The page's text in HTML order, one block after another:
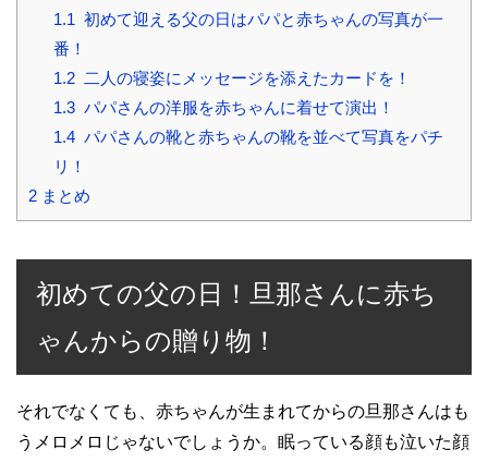
1.1 初めて迎える父の日はパパと赤ちゃんの写真が一
番！
1.2二人の寝姿にメッセージを添えたカードを！
1.3パパさんの洋服を赤ちゃんに着せて演出！
1.4パパさんの靴と赤ちゃんの靴を並べて写真をパチ
リ！
2 まとめ
初めての父の日！旦那さんに赤ち
ゃんからの贈り物！
それでなくても、赤ちゃんが生まれてからの旦那さんはも
うメロメロじゃないでしょうか。眠っている顔も泣いた顔